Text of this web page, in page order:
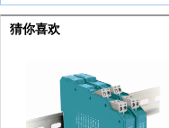
猜你喜欢